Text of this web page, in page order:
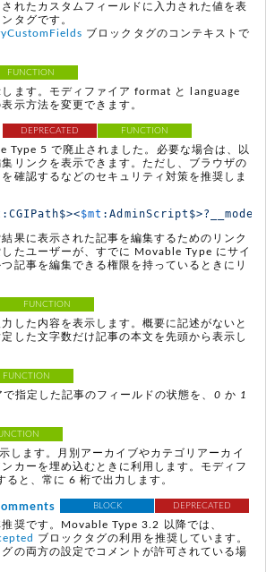
れたカスタムフィールドに入力された値を表
タグです。
ブロックタグのコンテキストで
FUNCTION
します。モディファイア format と language
示方法を変更できます。
DEPRECATED FUNCTION
Type 5 で廃止されました。必要な場合は、以
集リンクを表示できます。ただし、ブラウザの
確認するなどのセキュリティ対策を推奨しま
:CGIPath$><$mt
果に表示された記事を編集するためのリンク
たユーザーが、すでに Movable Type にサイ
記事を編集できる権限を持っているときにリ
FUNCTION
した内容を表示します。概要に記述がないと
した文字数だけ記事の本文を先頭から表示し
FUNCTION
指定した記事のフィールドの状態を、 0 か 1
します。月別アーカイブやカテゴリアーカイ
カーを埋め込むときに利用します。モディフ
ると、常に 6 桁で出力します。
BLOCK DEPRECATED
奨です。Movable Type 3.2 以降では、
ブロックタグの利用を推奨しています。
の両方の設定でコメントが許可されている場